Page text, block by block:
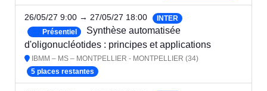
26/05/27 9:00 → 27/05/27 18:00
INTER
Présentiel
Synthèse automatisée
d'oligonucléotides : principes et applications
IBMM – MS – MONTPELLIER - MONTPELLIER (34)
5 places restantes